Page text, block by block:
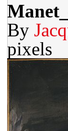
By
pixels